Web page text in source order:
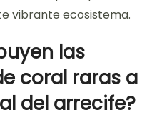
vibrante ecosistema.
las
coral raras a
del arrecife?